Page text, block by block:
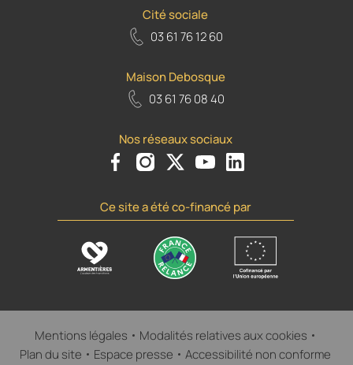
Cité sociale
03 61 76 12 60
Maison Debosque
03 61 76 08 40
Nos réseaux sociaux
Voir le compte Facebook de la Ville
Voir le compte Instagram de la Ville
Voir le compte Twiiter de la Ville
Voir le compte Youtube de
Voir le compte Flickr
Ce site a été co-financé par
Mentions légales
Modalités relatives aux cookies
Plan du site
Espace presse Accessibilité non conforme